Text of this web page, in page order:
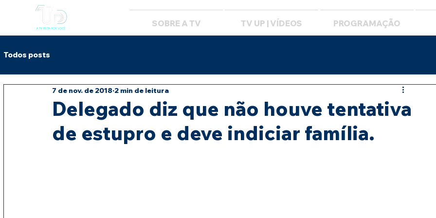
SOBRE A TV TV UP | VÍDEOS PROGRAMAÇÃO
Todos posts
Delegado diz que não houve tentativa
de estupro e deve indiciar família.
7 de nov. de 2018 2 min de leitura